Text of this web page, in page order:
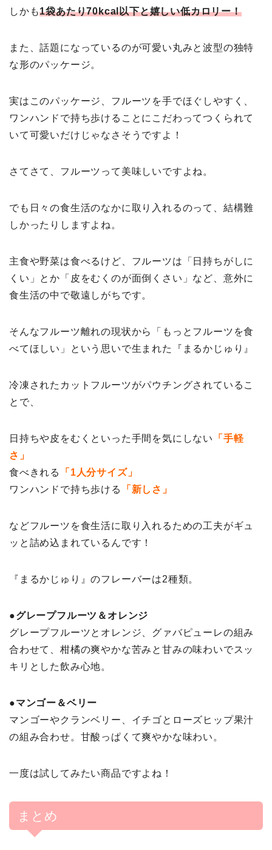
しかも1袋あたり70kcal以下と嬉しい低カロリー！
また、話題になっているのが可愛い丸みと波型の独特
な形のパッケージ。
実はこのパッケージ、フルーツを手でほぐしやすく、
ワンハンドで持ち歩けることにこだわってつくられて
いて可愛いだけじゃなさそうですよ！
さてさて、フルーツって美味しいですよね。
でも日々の食生活のなかに取り入れるのって、結構難
しかったりしますよね。
主食や野菜は食べるけど、フルーツは「日持ちがしに
くい」とか「皮をむくのが面倒くさい」など、意外に
食生活の中で敬遠しがちです。
そんなフルーツ離れの現状から「もっとフルーツを食
べてほしい」という思いで生まれた『まるかじゅり』
冷凍されたカットフルーツがパウチングされているこ
とで、
日持ちや皮をむくといった手間を気にしない
「手軽
さ」
食べきれる
「1人分サイズ」
ワンハンドで持ち歩ける
「新しさ」
などフルーツを食生活に取り入れるための工夫がギュ
ッと詰め込まれているんです！
『まるかじゅり』のフレーバーは2種類。
●グレープフルーツ＆オレンジ
グレープフルーツとオレンジ、グァバピューレの組み
合わせて、柑橘の爽やかな苦みと甘みの味わいでスッ
キリとした飲み心地。
●マンゴー＆ベリー
マンゴーやクランベリー、イチゴとローズヒップ果汁
の組み合わせ。甘酸っぱくて爽やかな味わい。
一度は試してみたい商品ですよね！
まとめ